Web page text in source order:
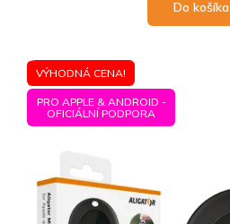
Do košíka
VÝHODNÁ CENA!
PRO APPLE & ANDROID -
OFICIÁLNÍ PODPORA